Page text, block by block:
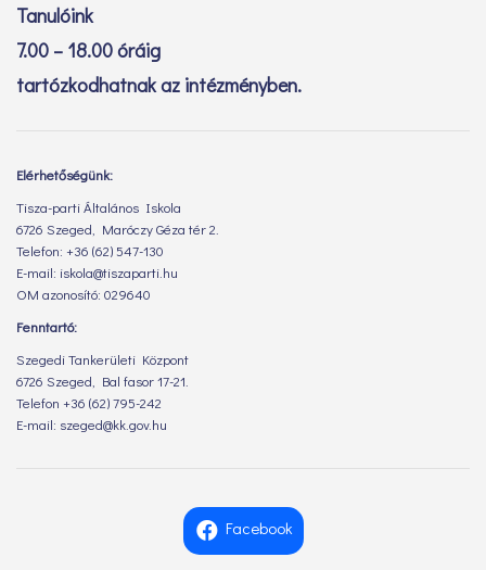
Tanulóink
7.00 – 18.00 óráig
tartózkodhatnak az intézményben.
Elérhetőségünk:
Tisza-parti Általános Iskola
6726 Szeged, Maróczy Géza tér 2.
Telefon: +36 (62) 547-130
E-mail: iskola@tiszaparti.hu
OM azonosító: 029640
Fenntartó:
Szegedi Tankerületi Központ
6726 Szeged, Bal fasor 17-21.
Telefon +36 (62) 795-242
E-mail: szeged@kk.gov.hu
Facebook